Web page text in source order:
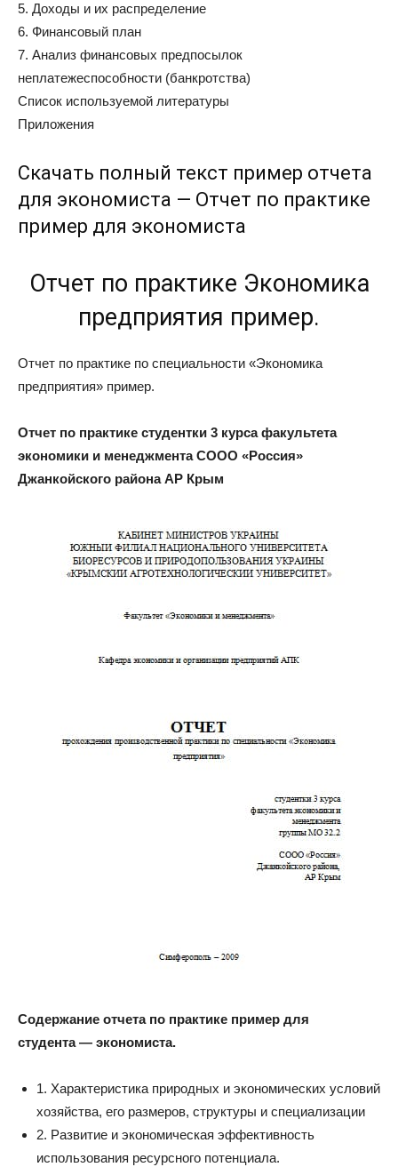
5. Доходы и их распределение
6. Финансовый план
7. Анализ финансовых предпосылок
неплатежеспособности (банкротства)
Список используемой литературы
Приложения
Скачать полный текст пример отчета
для экономиста — Отчет по практике
пример для экономиста
Отчет по практике Экономика
предприятия пример.
Отчет по практике по специальности «Экономика
предприятия» пример.
Отчет по практике студентки 3 курса факультета
экономики и менеджмента СООО «Россия»
Джанкойского района АР Крым
Содержание отчета по практике пример для
студента — экономиста.
1. Характеристика природных и экономических условий
хозяйства, его размеров, структуры и специализации
2. Развитие и экономическая эффективность
использования ресурсного потенциала.